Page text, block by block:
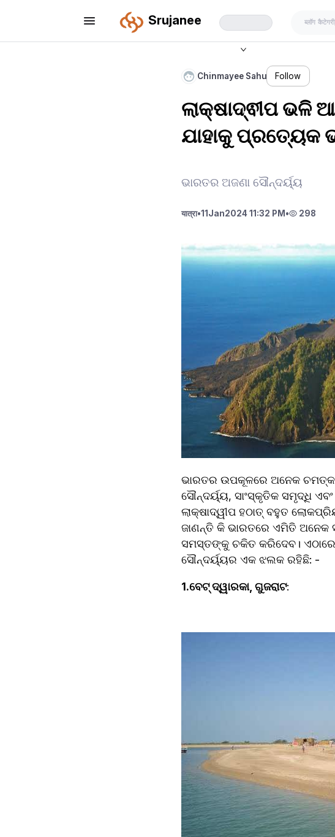
Srujanee
Chinmayee Sahu Follow
ଲାକ୍ଷାଦ୍ଵୀପ ଭଳି
ଯାହାକୁ ପ୍ରତ୍ୟେକ
ଭାରତର ଅଜଣା ସୌନ୍ଦର୍ୟ୍ୟ
यात्रा•11 Jan2024 11:32 PM • 298
ଭାରତର ଉପକୂଳରେ ଅନେକ
ସୌନ୍ଦର୍ୟ୍ୟ, ସାଂସ୍କୃତିକ ସମୃଦ୍ଧି
ଲାକ୍ଷାଦ୍ୱୀପ ହଠାତ୍ ବହୁତ
ଜାଣନ୍ତି କି ଭାରତରେ ଏମିତି ଅନେକ
ସମସ୍ତଙ୍କୁ ଚକିତ କରିଦେବ।
ସୌନ୍ଦର୍ୟ୍ୟର ଏକ ଝଲକ ରହିଛି: -
1.ବେଟ୍ ଦ୍ୱାରକା, ଗୁଜରାଟ: